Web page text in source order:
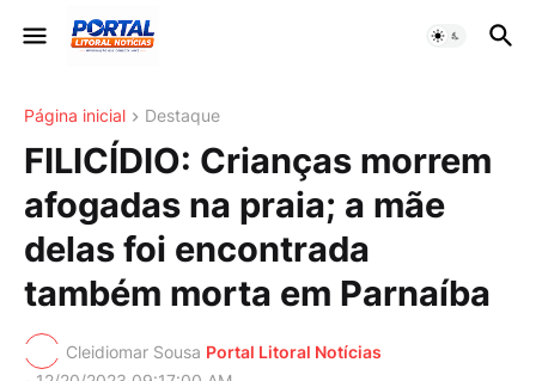
Página inicial Destaque
FILICÍDIO: Crianças morrem
afogadas na praia; a mãe
delas foi encontrada
também morta em Parnaíba
Cleidiomar Sousa Portal Litoral Notícias